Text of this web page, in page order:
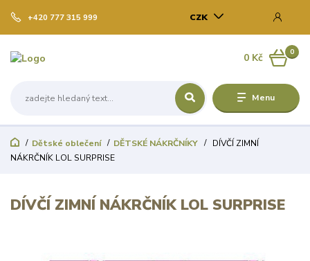
Menu
CZK
+420 777 315 999
0
0 Kč
Dětské oblečení DĚTSKÉ NÁKRČNÍKY
DÍVČÍ ZIMNÍ
NÁKRČNÍK LOL SURPRISE
DÍVČÍ ZIMNÍ NÁKRČNÍK LOL SURPRISE